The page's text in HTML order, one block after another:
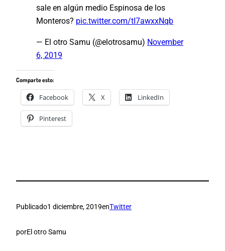
sale en algún medio Espinosa de los
Monteros? pic.twitter.com/tI7awxxNqb
— El otro Samu (@elotrosamu) November
6, 2019
Comparte esto:
Facebook X LinkedIn
Pinterest
Publicado1 diciembre, 2019enTwitter
porEl otro Samu